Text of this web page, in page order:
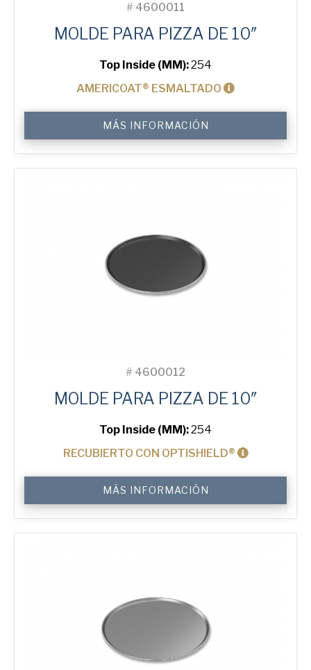
# 4600011
MOLDE PARA PIZZA DE 10″
Top Inside (MM):254
AMERICOAT® ESMALTADO
Pizza
Tray
cantidad
MÁS INFORMACIÓN
# 4600012
MOLDE PARA PIZZA DE 10″
Top Inside (MM):254
RECUBIERTO CON OPTISHIELD®
Pizza
Tray
cantidad
MÁS INFORMACIÓN